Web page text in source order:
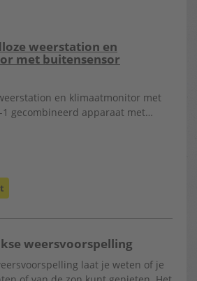
weerstation en
met buitensensor
en klimaatmonitor met
gecombineerd apparaat met…
weersvoorspelling
laat je weten of je